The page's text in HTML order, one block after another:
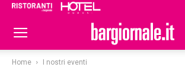
Home I nostri eventi